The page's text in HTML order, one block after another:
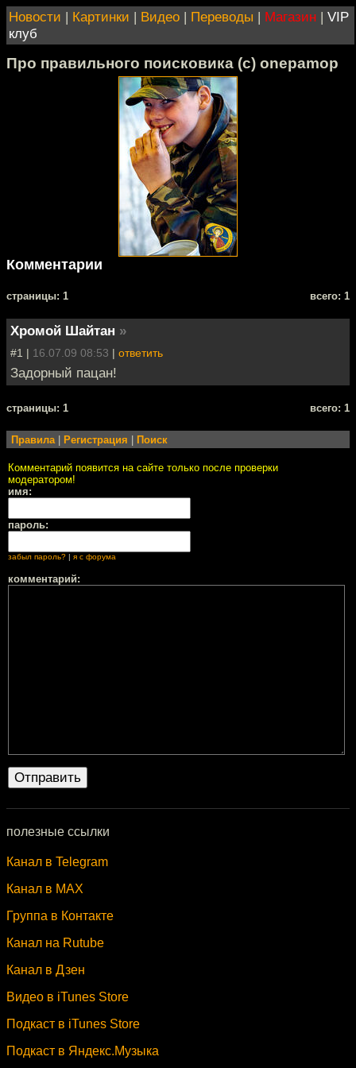
Новости | Картинки | Видео | Переводы | Магазин | VIP
клуб
Про правильного поисковика (с) onepamop
Комментарии
cтраницы: 1 всего: 1
Хромой Шайтан »
#1 | 16.07.09 08:53 | ответить
Задорный пацан!
cтраницы: 1 всего: 1
Правила Регистрация Поиск
Комментарий появится на сайте только после проверки
модератором!
имя:
пароль:
забыл пароль? | я с форума
комментарий:
полезные ссылки
Канал в Telegram
Канал в MAX
Группа в Контакте
Канал на Rutube
Канал в Дзен
Видео в iTunes Store
Подкаст в iTunes Store
Подкаст в Яндекс.Музыка